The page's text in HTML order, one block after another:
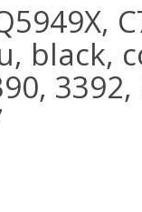
black,
3392,